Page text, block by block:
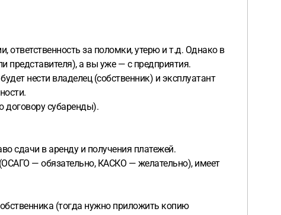
ответственность за поломки, утерю и т.д. Однако в
представителя), а вы уже — с предприятия.
нести владелец (собственник) и эксплуатант
договору субаренды).
сдачи в аренду и получения платежей.
— обязательно, КАСКО — желательно), имеет
(тогда нужно приложить копию